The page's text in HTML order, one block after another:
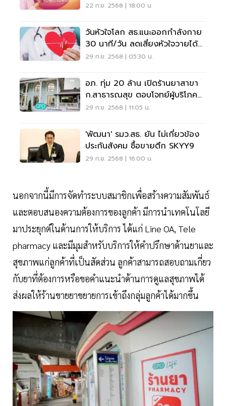
22 ก.ย. 2568 | 18:00 น.
วันหัวใจโลก สธ.แนะออกกำลังกาย
30 นาที/วัน ลดเสี่ยงหัวใจวายได้
80%
29 ก.ย. 2568 | 05:30 น.
อภ. ทุ่ม 20 ล้าน เปิดร้านยาสาขา
ก.สาธารณสุข ตอบโจทย์ผู้บริโภค
ยุคใหม่
29 ก.ย. 2568 | 11:05 น.
'พัฒนา' รมว.สธ. ยัน ไม่เกี่ยวข้อง
ประกันสังคม ซื้อขายตึก SKYY9
29 ก.ย. 2568 | 16:00 น.
นอกจากนี้มีการจัดทำระบบสมาชิกเพื่อสร้างความสัมพันธ์
และตอบสนองความต้องการของลูกค้า มีการนำเทคโนโลยี
มาประยุกต์ในด้านการให้บริการ ได้แก่ Line OA, Tele
pharmacy และมีมุมสำหรับบริการให้คำปรึกษาด้านยาและ
สุขภาพแก่ลูกค้าที่เป็นสัดส่วน ลูกค้าสามารถสอบถามเกี่ยว
กับยาที่ต้องการหรือขอคำแนะนำด้านการดูแลสุขภาพได้
ส่งผลให้ร้านขายยาขยายการเข้าถึงกลุ่มลูกค้าได้มากขึ้น